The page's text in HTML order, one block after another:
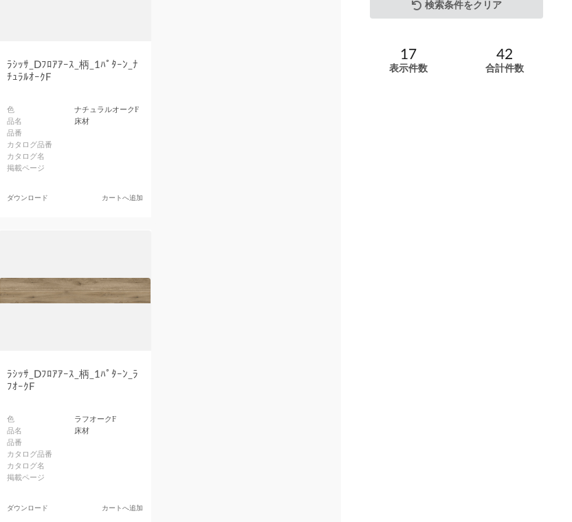
ﾗｼｯｻ_Dﾌﾛｱｱｰｽ_柄_1ﾊﾟﾀｰﾝ_ﾅ
ﾁｭﾗﾙｵｰｸF
色
ナチュラルオークF
品名
床材
品番
カタログ品番
カタログ名
掲載ページ
ダウンロード カートへ追加
ﾗｼｯｻ_Dﾌﾛｱｱｰｽ_柄_1ﾊﾟﾀｰﾝ_ﾗ
ﾌｵｰｸF
色
ラフオークF
品名
床材
品番
カタログ品番
カタログ名
掲載ページ
ダウンロード カートへ追加
検索条件をクリア
17
表示件数
42
合計件数